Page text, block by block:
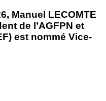
Manuel LECOMTE
de l’AGFPN et
est nommé Vice-